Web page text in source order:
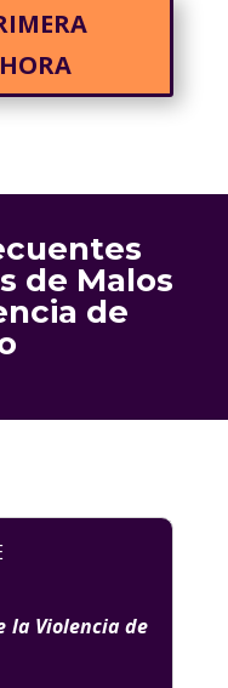
de Malos
de
la Violencia de